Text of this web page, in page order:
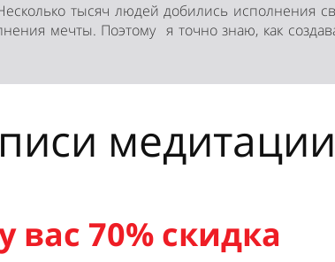
тысяч людей добились исполнения
мечты. Поэтому я точно знаю, как
медитации
вас 70% скидка